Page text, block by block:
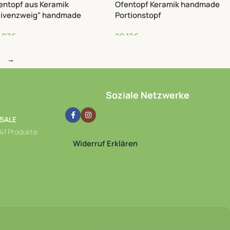
aus Keramik
handmade
€
Ofentopf Keramik handmade
Portionstopf
20,12€
→
SALE
41 Produkte
Soziale Netzwerke
Widerruf Erklären